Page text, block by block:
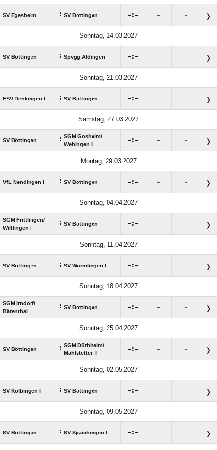
SV Egesheim : SV Böttingen : – –
Sonntag, 14.03.2027
SV Böttingen : Spvgg Aldingen : – –
Sonntag, 21.03.2027
FSV Denkingen I : SV Böttingen : – –
Samstag, 27.03.2027
SV Böttingen : SGM Gosheim/​
Wehingen I
: – –
Montag, 29.03.2027
VfL Nendingen I : SV Böttingen : – –
Sonntag, 04.04.2027
SGM Frittlingen/​
Wilflingen I
: SV Böttingen : – –
Sonntag, 11.04.2027
SV Böttingen : SV Wurmlingen I : – –
Sonntag, 18.04.2027
SGM Irndorf/​
Bärenthal
: SV Böttingen : – –
Sonntag, 25.04.2027
SV Böttingen : SGM Dürbheim/​
Mahlstetten I
: – –
Sonntag, 02.05.2027
SV Kolbingen I : SV Böttingen : – –
Sonntag, 09.05.2027
SV Böttingen : SV Spaichingen I : – –